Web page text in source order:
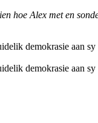
hoe Alex met en